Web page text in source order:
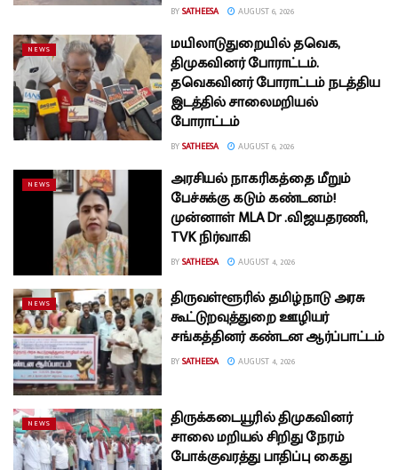
BYSATHEESA AUGUST 6, 2026
NEWS
மயிலாடுதுறையில் தவெக,
திமுகவினர் போராட்டம்.
தவெகவினர் போராட்டம் நடத்திய
இடத்தில் சாலைமறியல்
போராட்டம்
BYSATHEESA AUGUST 6, 2026
NEWS
அரசியல் நாகரிகத்தை மீறும்
பேச்சுக்கு கடும் கண்டனம்!
முன்னாள் MLA Dr .விஜயதரணி,
TVK நிர்வாகி
BYSATHEESA AUGUST 4, 2026
NEWS
திருவள்ளூரில் தமிழ்நாடு அரசு
கூட்டுறவுத்துறை ஊழியர்
சங்கத்தினர் கண்டன ஆர்ப்பாட்டம்
BYSATHEESA AUGUST 4, 2026
NEWS
திருக்கடையூரில் திமுகவினர்
சாலை மறியல் சிறிது நேரம்
போக்குவரத்து பாதிப்பு கைது